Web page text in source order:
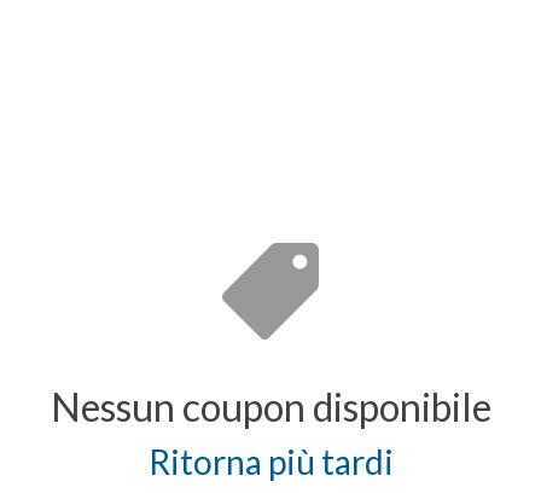
Nessun coupon disponibile
Ritorna più tardi